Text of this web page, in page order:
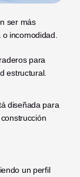
ser más
incomodidad.
para
estructural.
diseñada para
un perfil